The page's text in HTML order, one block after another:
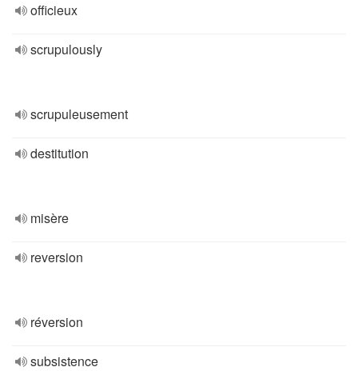
officieux
scrupulously
scrupuleusement
destitution
misère
reversion
réversion
subsistence